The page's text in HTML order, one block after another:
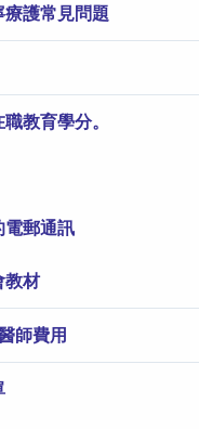
護常見問題
教育學分。
電郵通訊
教材
師費用